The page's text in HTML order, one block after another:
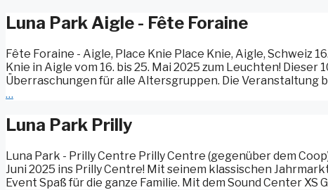
Luna Park Aigle - Fête Foraine
Fête Foraine - Aigle, Place Knie Place Knie, Aigle, Schweiz
Knie in Aigle vom 16. bis 25. Mai 2025 zum Leuchten!
Überraschungen für alle Altersgruppen. Die Veranstaltung
…
Luna Park Prilly
Luna Park - Prilly Centre Prilly Centre (gegenüber dem
Juni 2025 ins Prilly Centre! Mit seinem klassischen
Event Spaß für die ganze Familie. Mit dem Sound Center XS